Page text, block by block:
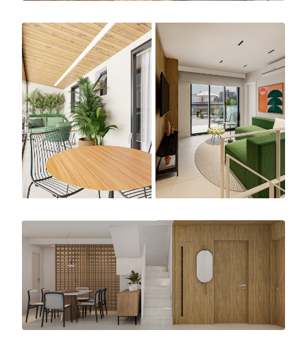
para armazenamento, linhas limpas e
valorização do espaço livre. Alteramos todos
os revestimentos a pedido dos clientes,
ampliamos áreas e até uma piscina foi
instalada para aproveitar ao máximo as
possibilidades de lazer do imóvel.
Com um hall de entrada comprido, utilizamos
apenas um revestimento em todas as paredes
portas, para que fiquem ocultas, reduzindo ao
máximo as informações.
Na sala, usamos sofá modular para aumentar
a possibilidade de uso, um rack suspenso para
uma sensação de leveza e amplitude, uma vez